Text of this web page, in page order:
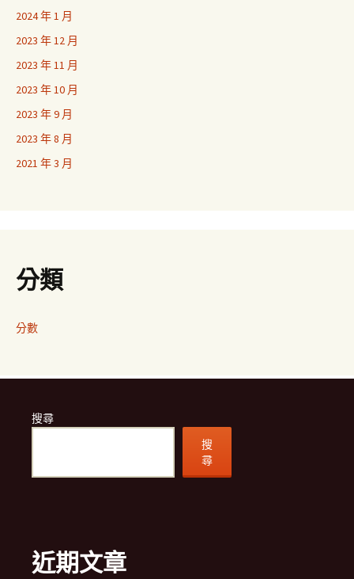
2024 年 1 月
2023 年 12 月
2023 年 11 月
2023 年 10 月
2023 年 9 月
2023 年 8 月
2021 年 3 月
分類
分數
搜尋
搜
尋
近期文章